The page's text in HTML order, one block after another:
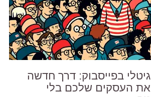
בפייסבוק: דרך חדשה
את העסקים שלכם בלי